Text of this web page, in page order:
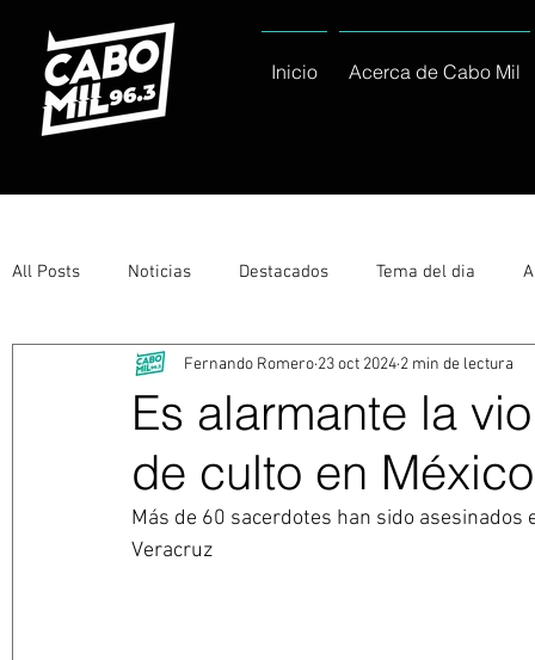
Inicio Acerca de Cabo Mil
All Posts Noticias Destacados Tema del dia
Entérate Deportes La buena del día
Ayuntamiento de Los Cabos Informa Nacionales e
Es alarmante la
de culto en México
Fernando Romero 23 oct 2024 2 min de lectura
Más de 60 sacerdotes han sido asesinados
Veracruz